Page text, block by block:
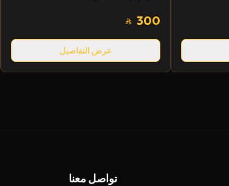
300
عرض التفاصيل
تواصل معنا